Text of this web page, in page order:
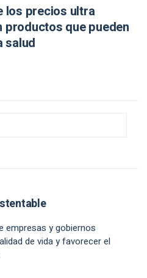
los precios ultra
productos que pueden
salud
empresas y gobiernos
de vida y favorecer el